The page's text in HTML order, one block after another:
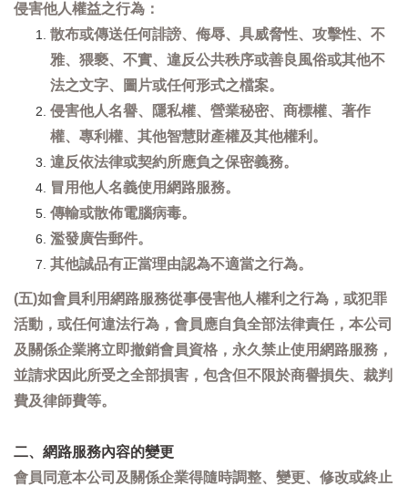
侵害他人權益之行為：
散布或傳送任何誹謗、侮辱、具威脅性、攻擊性、不
雅、猥褻、不實、違反公共秩序或善良風俗或其他不
法之文字、圖片或任何形式之檔案。
侵害他人名譽、隱私權、營業秘密、商標權、著作
權、專利權、其他智慧財產權及其他權利。
違反依法律或契約所應負之保密義務。
冒用他人名義使用網路服務。
傳輸或散佈電腦病毒。
濫發廣告郵件。
其他誠品有正當理由認為不適當之行為。
(五)如會員利用網路服務從事侵害他人權利之行為，或犯罪
活動，或任何違法行為，會員應自負全部法律責任，本公司
及關係企業將立即撤銷會員資格，永久禁止使用網路服務，
並請求因此所受之全部損害，包含但不限於商譽損失、裁判
費及律師費等。
二、網路服務內容的變更
會員同意本公司及關係企業得隨時調整、變更、修改或終止